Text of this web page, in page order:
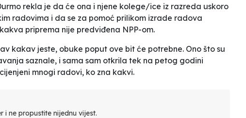
rekla je da će ona i njene kolege/ice iz razreda uskoro
radovima i da se za pomoć prilikom izrade radova
priprema nije predviđena NPP-om.
kakav jeste, obuke poput ove bit će potrebne. Ono što su
saznale, i sama sam otkrila tek na petog godini
mnogi radovi, ko zna kakvi.
i ne propustite nijednu vijest.